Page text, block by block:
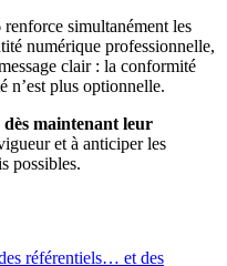
simultanément les
numérique professionnelle,
clair : la conformité
n’est plus optionnelle.
maintenant leur
et à anticiper les
possibles.
référentiels… et des